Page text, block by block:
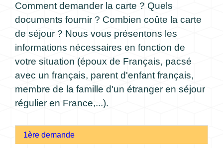
Comment demander la carte ? Quels
documents fournir ? Combien coûte la carte
de séjour ? Nous vous présentons les
informations nécessaires en fonction de
votre situation (époux de Français, pacsé
avec un français, parent d'enfant français,
membre de la famille d'un étranger en séjour
régulier en France,...).
1ère demande